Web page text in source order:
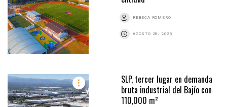
REBECA ROMERO
AGOSTO 28, 2023
SLP, tercer lugar en demanda
bruta industrial del Bajío con
110,000 m²